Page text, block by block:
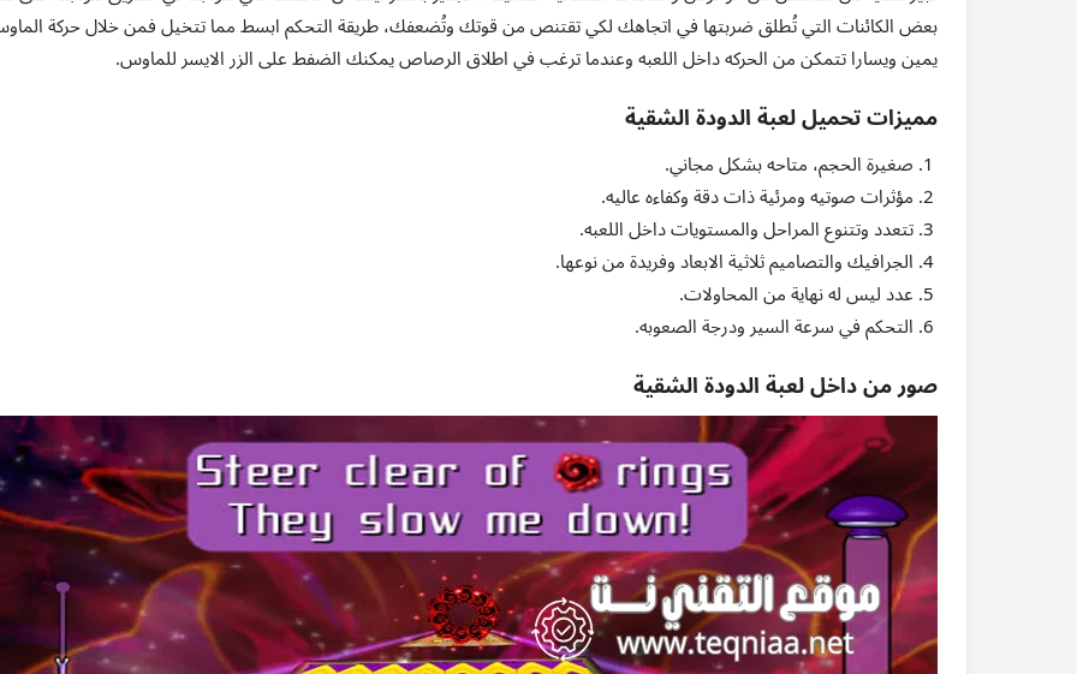
بعض الكائنات التي تُطلق ضربتها في اتجاهك لكي تقتنص من قوتك وتُضعفك، طريقة التحكم ابسط مما تتخيل فمن خلال حركة
يمين ويسارا تتمكن من الحركه داخل اللعبه وعندما ترغب في اطلاق الرصاص يمكنك الضفط على الزر الايسر للماوس.
مميزات تحميل لعبة الدودة الشقية
صغيرة الحجم، متاحه بشكل مجاني.
مؤثرات صوتيه ومرئية ذات دقة وكفاءه عاليه.
تتعدد وتتنوع المراحل والمستويات داخل اللعبه.
الجرافيك والتصاميم ثلاثية الابعاد وفريدة من نوعها.
عدد ليس له نهاية من المحاولات.
التحكم في سرعة السير ودرجة الصعوبه.
صور من داخل لعبة الدودة الشقية